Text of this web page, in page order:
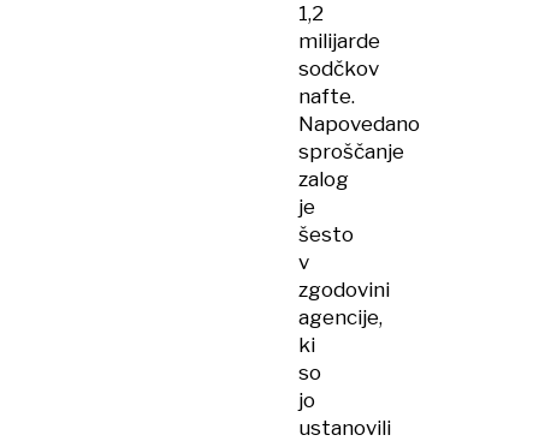
1,2
milijarde
sodčkov
nafte.
Napovedano
sproščanje
zalog
je
šesto
v
zgodovini
agencije,
ki
so
jo
ustanovili